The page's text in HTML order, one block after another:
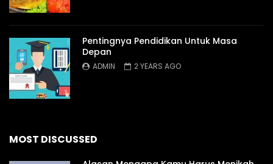
Pentingnya Pendidikan Untuk Masa
Depan
ADMIN 2 YEARS AGO
MOST DISCUSSED